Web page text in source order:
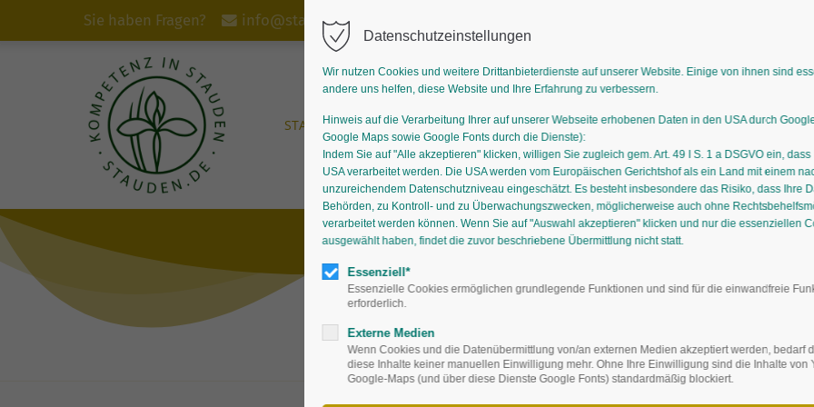
Sie haben Fragen? info@stauden.de
START STAUDENGÄRTNEREIEN AUSBILDUNG STAUDIGES
Datenschutzeinstellungen
Wir nutzen Cookies und weitere Drittanbieterdienste auf unserer Website. Einige von ihnen sind
andere uns helfen, diese Website und Ihre Erfahrung zu verbessern.
Hinweis auf die Verarbeitung Ihrer auf unserer Webseite erhobenen Daten in den USA durch
Google Maps sowie Google Fonts durch die Dienste):
Indem Sie auf "Alle akzeptieren" klicken, willigen Sie zugleich gem. Art. 49 I S. 1 a DSGVO ein,
USA verarbeitet werden. Die USA werden vom Europäischen Gerichtshof als ein Land mit einem
unzureichendem Datenschutzniveau eingeschätzt. Es besteht insbesondere das Risiko, dass Ihre
Behörden, zu Kontroll- und zu Überwachungszwecken, möglicherweise auch ohne
verarbeitet werden können. Wenn Sie auf "Auswahl akzeptieren" klicken und nur die essenziellen
ausgewählt haben, findet die zuvor beschriebene Übermittlung nicht statt.
Essenziell*
Essenzielle Cookies ermöglichen grundlegende Funktionen und sind für die einwandfreie
erforderlich.
Externe Medien
Wenn Cookies und die Datenübermittlung von/an externen Medien akzeptiert werden, bedarf
diese Inhalte keiner manuellen Einwilligung mehr. Ohne Ihre Einwilligung sind die Inhalte von
Google-Maps (und über diese Dienste Google Fonts) standardmäßig blockiert.